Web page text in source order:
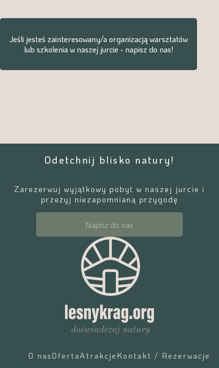
Jeśli jesteś zainteresowany/a organizacją warsztatów
lub szkolenia w naszej jurcie - napisz do nas!
O nasOfertaAtrakcjeKontakt / Rezerwacje
Odetchnij blisko natury!
Zarezerwuj wyjątkowy pobyt w naszej jurcie i
przeżyj niezapomnianą przygodę
Napisz do nas